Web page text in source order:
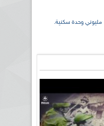
مليوني وحدة سكنية.